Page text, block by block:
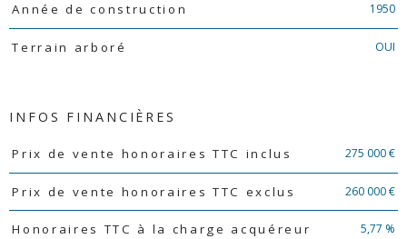
Année de construction 1950
Terrain arboré OUI
INFOS FINANCIÈRES
Caractéristiques Valeurs
Prix de vente honoraires TTC inclus 275 000 €
Prix de vente honoraires TTC exclus 260 000 €
Honoraires TTC à la charge acquéreur 5,77 %